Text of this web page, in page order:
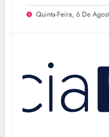
Quinta-Feira, 6 De